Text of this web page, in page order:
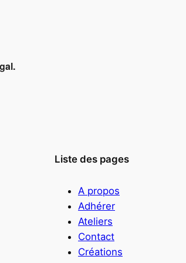
Liste des pages
A propos
Adhérer
Ateliers
Contact
Créations